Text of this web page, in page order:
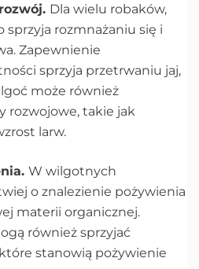
Dla wielu robaków,
rozmnażaniu się i
Zapewnienie
sprzyja przetrwaniu jaj,
może również
rozwojowe, takie jak
larw.
W wilgotnych
o znalezienie pożywienia
materii organicznej.
również sprzyjać
stanowią pożywienie